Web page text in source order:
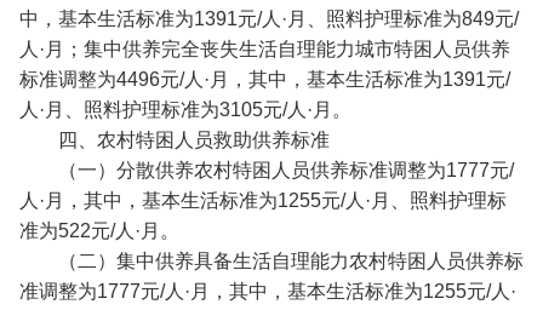
中，基本生活标准为1391元/人·月、照料护理标准为849元/
人·月；集中供养完全丧失生活自理能力城市特困人员供养
标准调整为4496元/人·月，其中，基本生活标准为1391元/
人·月、照料护理标准为3105元/人·月。
四、农村特困人员救助供养标准
（一）分散供养农村特困人员供养标准调整为1777元/
人·月，其中，基本生活标准为1255元/人·月、照料护理标
准为522元/人·月。
（二）集中供养具备生活自理能力农村特困人员供养标
准调整为1777元/人·月，其中，基本生活标准为1255元/人·